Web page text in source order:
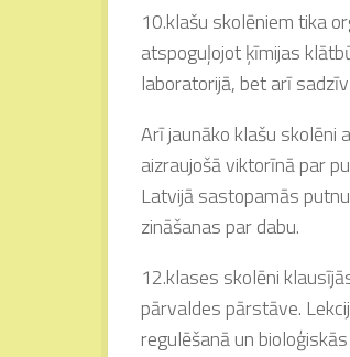
10.klašu skolēniem tika
atspoguļojot ķīmijas
laboratorijā, bet arī
Arī jaunāko klašu skolēni
aizraujošā viktorīnā par
Latvijā sastopamās
zināšanas par dabu.
12.klases skolēni
pārvaldes pārstāve.
regulēšanā un